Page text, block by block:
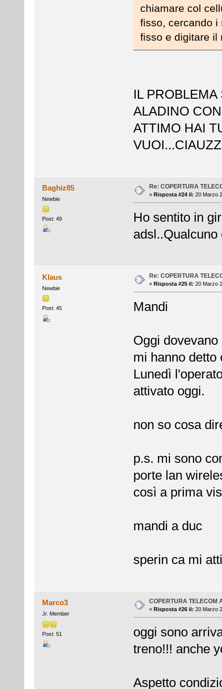
chiamare col
fisso, cercando i
fisso e digitare il
IL
ALADINO
ATTIMO HAI
Baghiz85
Newbie
Post: 49
Re: COPERTURA
« Risposta #24 il: 20 Marzo
Ho sentito in
Klaus
Newbie
Post: 45
Re: COPERTURA
« Risposta #25 il: 20 Marzo
Mandi
Oggi
mi hanno detto
Lunedì
attivato oggi.
non so cosa
p.s. mi sono
porte lan
così a prima
mandi a duc
sperin ca mi
Marco3
Jr. Member
Post: 51
COPERTURA TELECOM
« Risposta #26 il: 20 Marzo
oggi sono
treno!!! anche
Aspetto